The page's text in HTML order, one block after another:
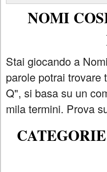
NOMI
Stai giocando a
parole potrai
Q", si basa su un
mila termini. Prova